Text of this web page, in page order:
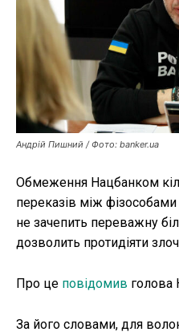
Публікації
ФОП
Курс валют
Ми в соц.
Андрій Пишний / Фото: banker.ua
Обмеження Нацбанком
переказів між
не зачепить переважну
дозволить протидіяти
Про це повідомив голова
За його словами, для